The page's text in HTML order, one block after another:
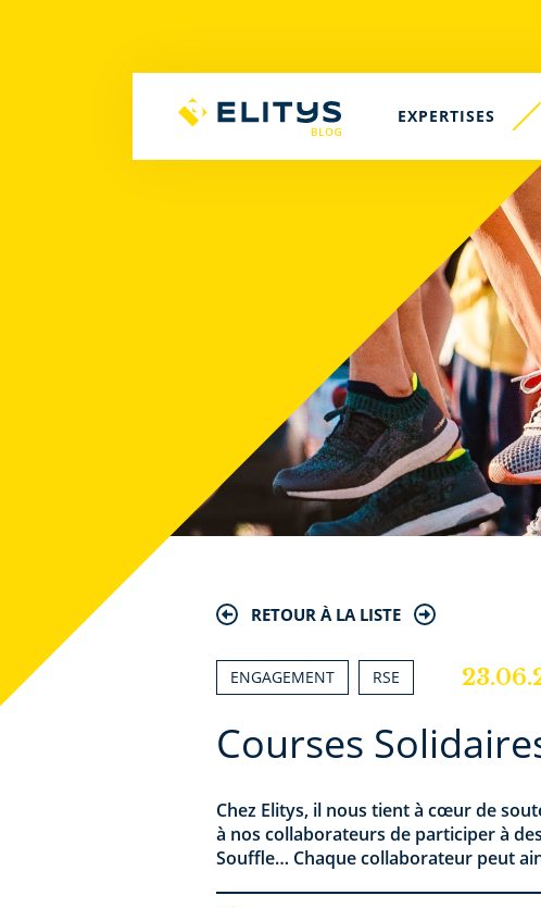
EXPERTISES
RETOUR À LA LISTE
ENGAGEMENT RSE
Courses
Chez Elitys, il nous tient à cœur de
à nos collaborateurs de participer à
Souffle… Chaque collaborateur peut